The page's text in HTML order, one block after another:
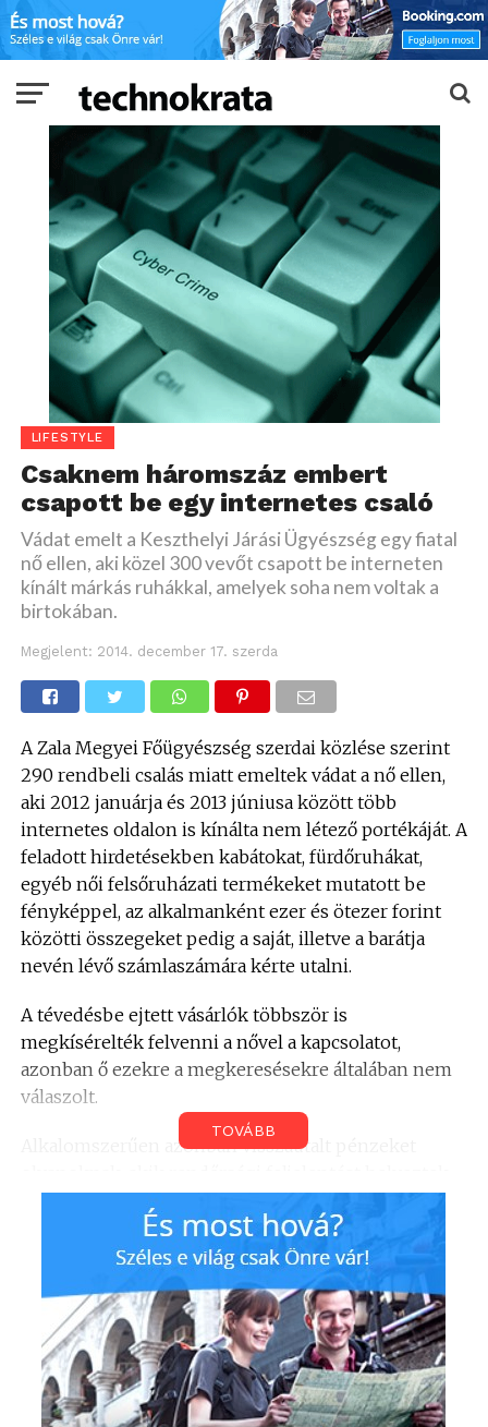
LIFESTYLE
Csaknem háromszáz embert
csapott be egy internetes csaló
Vádat emelt a Keszthelyi Járási Ügyészség egy fiatal
nő ellen, aki közel 300 vevőt csapott be interneten
kínált márkás ruhákkal, amelyek soha nem voltak a
birtokában.
Megjelent: 2014. december 17. szerda
A Zala Megyei Főügyészség szerdai közlése szerint
290 rendbeli csalás miatt emeltek vádat a nő ellen,
aki 2012 januárja és 2013 júniusa között több
internetes oldalon is kínálta nem létező portékáját. A
feladott hirdetésekben kabátokat, fürdőruhákat,
egyéb női felsőruházati termékeket mutatott be
fényképpel, az alkalmanként ezer és ötezer forint
közötti összegeket pedig a saját, illetve a barátja
nevén lévő számlaszámára kérte utalni.
A tévedésbe ejtett vásárlók többször is
megkísérelték felvenni a nővel a kapcsolatot,
azonban ő ezekre a megkeresésekre általában nem
válaszolt.
Alkalomszerűen azonban visszautalt pénzeket
A Zalai Hírlap az eset kapcsán rendőrségi közlés
alapján arról is beszámolt, hogy az összesen
mintegy 850 ezer forint kárt okozó nő debreceni. Az
akkor 26 éves egyetemista nő ellen azért Zalában
indult nyomozás és végül a vádemelés is itt történt,
mert egy pórul járt zalacsányi vevő jelentette fel.
TOVÁBB